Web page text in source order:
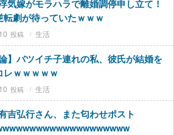
気嫁がモラハラで離婚調停申し立て！
劇が待っていたｗｗｗ
生活
】バツイチ子連れの私、彼氏が結婚を
ｗｗｗｗｗ
生活
吉弘行さん、また匂わせポスト